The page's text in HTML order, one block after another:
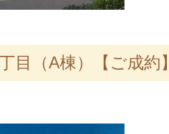
目（A棟）【ご成約】